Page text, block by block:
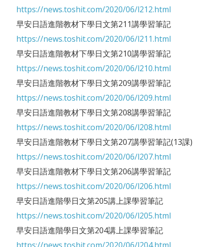
https://news.toshit.com/2020/06/l212.html
早安日語進階教材下學日文第211講學習筆記
https://news.toshit.com/2020/06/l211.html
早安日語進階教材下學日文第210講學習筆記
https://news.toshit.com/2020/06/l210.html
早安日語進階教材下學日文第209講學習筆記
https://news.toshit.com/2020/06/l209.html
早安日語進階教材下學日文第208講學習筆記
https://news.toshit.com/2020/06/l208.html
早安日語進階教材下學日文第207講學習筆記(13課)
https://news.toshit.com/2020/06/l207.html
早安日語進階教材下學日文第206講學習筆記
https://news.toshit.com/2020/06/l206.html
早安日語進階學日文第205講上課學習筆記
https://news.toshit.com/2020/06/l205.html
早安日語進階學日文第204講上課學習筆記